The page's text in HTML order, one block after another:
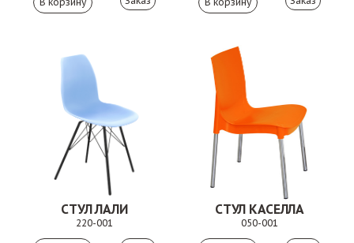
СТУЛ ЛАЛИ
220-001
СТУЛ КАСЕЛЛА
050-001